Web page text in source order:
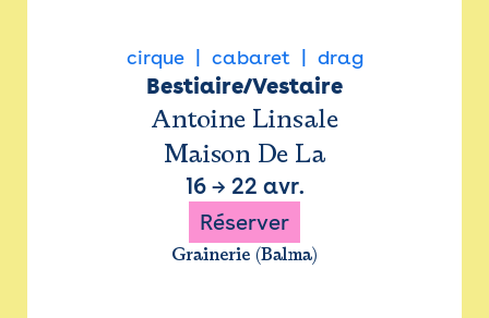
cirque cabaret drag
Bestiaire/Vestaire
Antoine Linsale
Maison De La
16→ 22 avr.
Réserver
Grainerie (Balma)